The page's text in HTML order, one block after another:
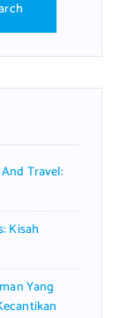
Travel:
Kisah
Yang